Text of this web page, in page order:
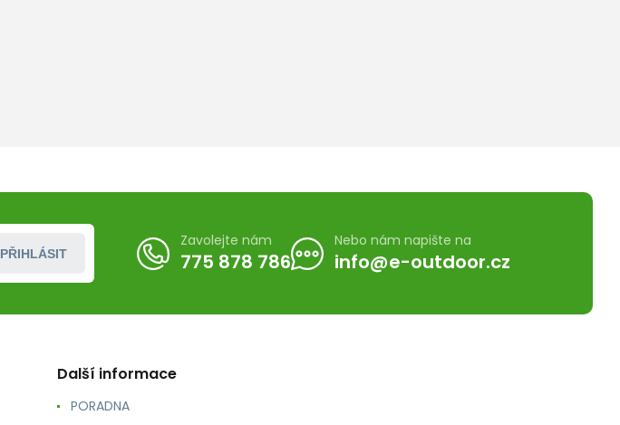
PŘIHLÁSIT
Zavolejte nám
775 878 786
Nebo nám napište na
info@e-outdoor.cz
Další informace
PORADNA